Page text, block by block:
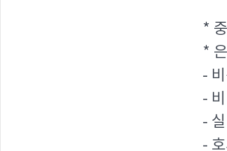
*
*
-
-
-
-